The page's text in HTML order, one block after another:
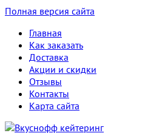
Полная версия сайта
Главная
Как заказать
Доставка
Акции и скидки
Отзывы
Контакты
Карта сайта